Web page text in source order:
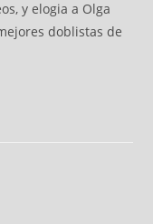
y elogia a Olga
doblistas de